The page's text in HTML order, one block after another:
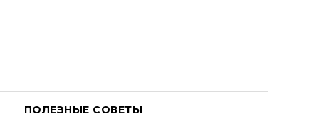
ПОЛЕЗНЫЕ СОВЕТЫ